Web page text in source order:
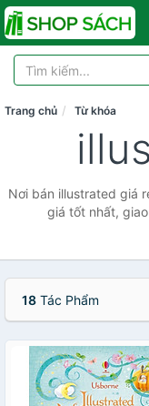
Trang chủ Từ khóa
Nơi bán illustrated giá
giá tốt nhất,
18 Tác Phẩm